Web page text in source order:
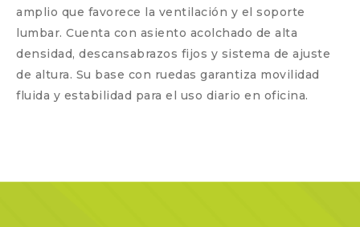
amplio que favorece la ventilación y el soporte
lumbar. Cuenta con asiento acolchado de alta
densidad, descansabrazos fijos y sistema de ajuste
de altura. Su base con ruedas garantiza movilidad
fluida y estabilidad para el uso diario en oficina.